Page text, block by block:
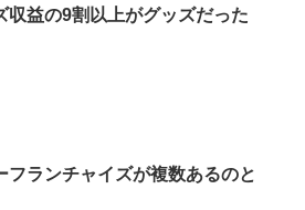
収益の9割以上がグッズだった
フランチャイズが複数あるのと